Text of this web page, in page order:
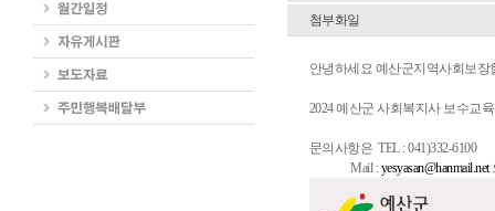
첨부화일
안녕하세요 예산군지역사회보장
2024 예산군 사회복지사 보수교
문의사항은 TEL : 041)332-6100
Mail :yesyasan@hanmail.net